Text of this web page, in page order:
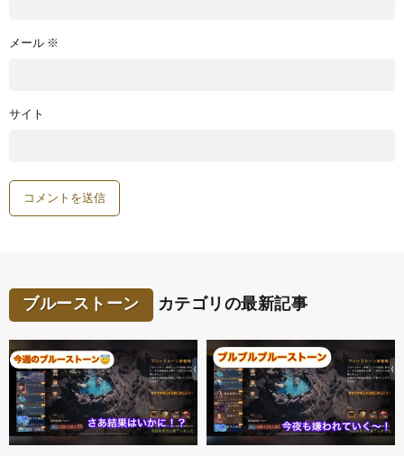
メール ※
サイト
ブルーストーン カテゴリの最新記事